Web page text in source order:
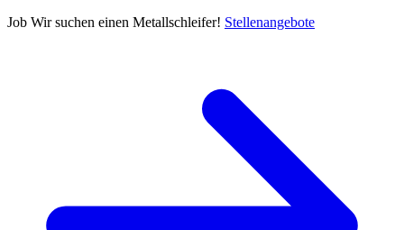
Job Wir suchen einen Metallschleifer! Stellenangebote